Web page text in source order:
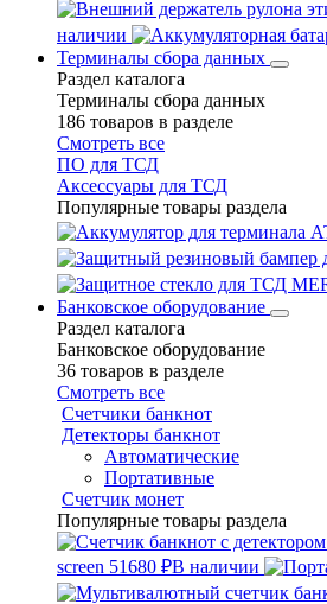
наличии
Терминалы сбора данных
Раздел каталога
Терминалы сбора данных
186 товаров в разделе
Смотреть все
ПО для ТСД
Аксессуары для ТСД
Популярные товары раздела
Банковское оборудование
Раздел каталога
Банковское оборудование
36 товаров в разделе
Смотреть все
Счетчики банкнот
Детекторы банкнот
Автоматические
Портативные
Счетчик монет
Популярные товары раздела
screen 51680 ₽В наличии